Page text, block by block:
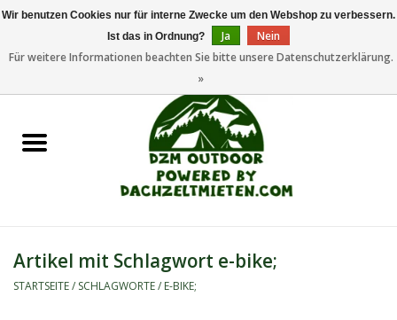
Dachzeltanhänger
Camping/Outdoor
Artikel mit Schlagwort e-bike;
STARTSEITE/ SCHLAGWORTE/ E-BIKE;
Wir benutzen Cookies nur für interne Zwecke um den Webshop zu verbessern.
Ist das in Ordnung?
Ja
Nein
Für weitere Informationen beachten Sie bitte unsere Datenschutzerklärung.
»